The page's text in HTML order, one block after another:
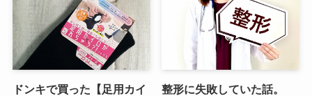
ドンキで買った【足用カイ
整形に失敗していた話。